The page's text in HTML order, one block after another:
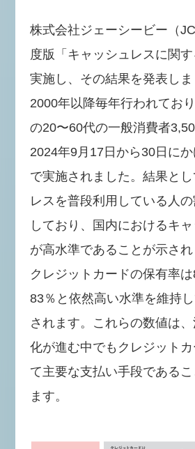
株式会社ジェーシービー（
度版「キャッシュレスに関
実施し、その結果を発表し
2000年以降毎年行われてお
の20〜60代の一般消費者
2024年9月17日から30日に
で実施されました。結果と
レスを普段利用している人
しており、国内におけるキ
が高水準であることが示さ
クレジットカードの保有率
83％と依然高い水準を維持
されます。これらの数値は
化が進む中でもクレジット
て主要な支払い手段である
ます。